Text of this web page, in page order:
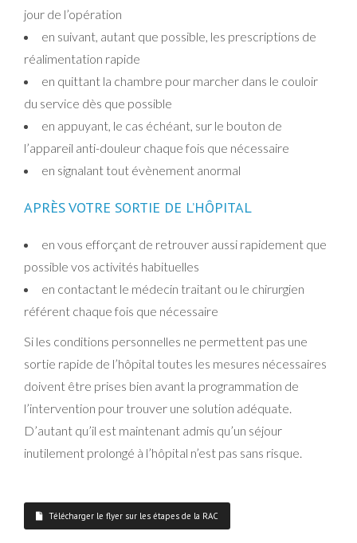
jour de l’opération
en suivant, autant que possible, les prescriptions de
réalimentation rapide
en quittant la chambre pour marcher dans le couloir
du service dès que possible
en appuyant, le cas échéant, sur le bouton de
l’appareil anti-douleur chaque fois que nécessaire
en signalant tout évènement anormal
APRÈS VOTRE SORTIE DE L’HÔPITAL
en vous efforçant de retrouver aussi rapidement que
possible vos activités habituelles
en contactant le médecin traitant ou le chirurgien
référent chaque fois que nécessaire
Si les conditions personnelles ne permettent pas une
sortie rapide de l’hôpital toutes les mesures nécessaires
doivent être prises bien avant la programmation de
l’intervention pour trouver une solution adéquate.
D’autant qu’il est maintenant admis qu’un séjour
inutilement prolongé à l’hôpital n’est pas sans risque.
Télécharger le flyer sur les étapes de la RAC